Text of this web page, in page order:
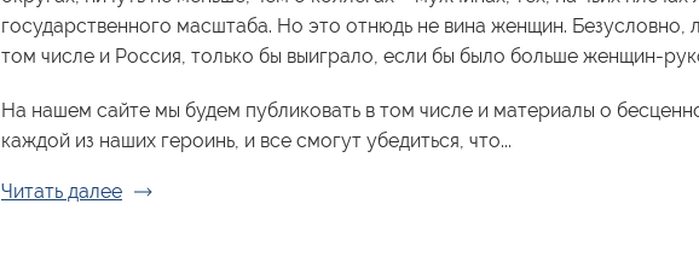
государственного масштаба. Но это отнюдь не вина женщин. Безусловно,
том числе и Россия, только бы выиграло, если бы было больше женщин-
На нашем сайте мы будем публиковать в том числе и материалы о
каждой из наших героинь, и все смогут убедиться, что...
Читать далее